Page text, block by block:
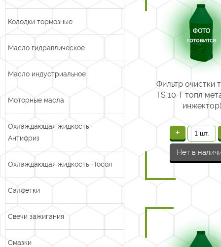
Колодки тормозные
Масло гидравлическое
Масло индустриальное
Моторные масла
Охлаждающая жидкость -
Антифриз
Охлаждающая жидкость -Тосол
Салфетки
Свечи зажигания
Смазки
Фильтр очистки
TS 10 Т топл
инжектор)
+
Нет в